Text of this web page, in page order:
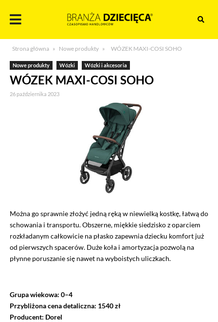
treści
Branża
dziecięca
Strona główna » Nowe produkty » WÓZEK MAXI-COSI SOHO
Nowe produkty Wózki Wózki i akcesoria
WÓZEK MAXI-COSI SOHO
26 października 2023
Można go sprawnie złożyć jedną ręką w niewielką kostkę, łatwą do
schowania i transportu. Obszerne, miękkie siedzisko z oparciem
rozkładanym całkowicie na płasko zapewnia dziecku komfort już
od pierwszych spacerów. Duże koła i amortyzacja pozwolą na
płynne poruszanie się nawet na wyboistych uliczkach.
Grupa wiekowa: 0–4
Przybliżona cena detaliczna: 1540 zł
Producent: Dorel